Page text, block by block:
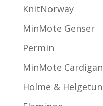
KnitNorway
MinMote Genser
Permin
MinMote Cardigan
Holme & Helgetun